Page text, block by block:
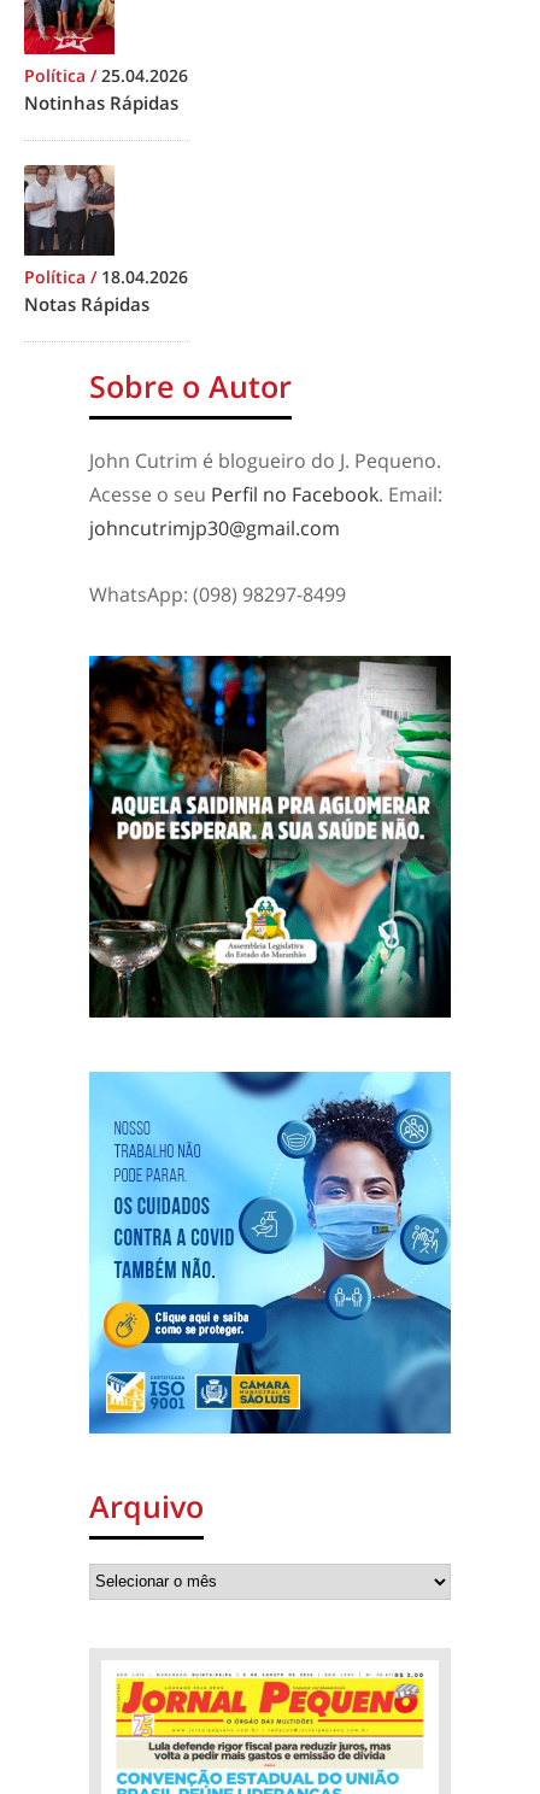
Política /25.04.2026
Notinhas Rápidas
Política / 18.04.2026
Notas Rápidas
Sobre o Autor
John Cutrim é blogueiro do J. Pequeno.
Acesse o seu Perfil no Facebook. Email:
johncutrimjp30@gmail.com
WhatsApp: (098) 98297-8499
Arquivo